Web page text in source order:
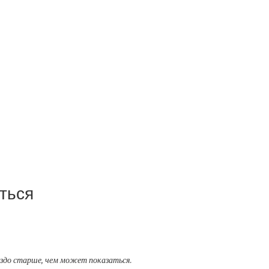
старше, чем может показаться.